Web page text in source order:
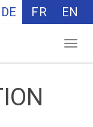
DE FR EN